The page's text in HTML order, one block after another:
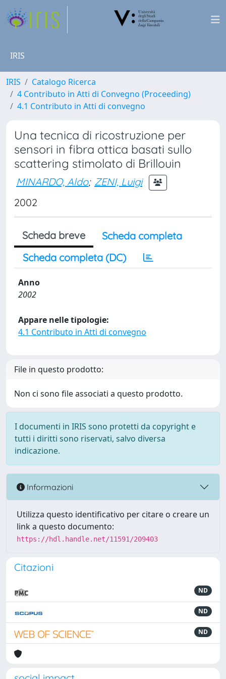
IRIS
IRIS
Catalogo Ricerca
4 Contributo in Atti di Convegno (Proceeding)
4.1 Contributo in Atti di convegno
Una tecnica di ricostruzione per
sensori in fibra ottica basati sullo
scattering stimolato di Brillouin
MINARDO, Aldo; ZENI, Luigi
2002
Scheda breve
Scheda completa
Scheda completa (DC)
Anno
2002
Appare nelle tipologie:
4.1 Contributo in Atti di convegno
File in questo prodotto:
Non ci sono file associati a questo prodotto.
I documenti in IRIS sono protetti da copyright e
tutti i diritti sono riservati, salvo diversa
indicazione.
Informazioni
Utilizza questo identificativo per citare o creare un
link a questo documento:
https://hdl.handle.net/11591/209403
Citazioni
ND
ND
ND